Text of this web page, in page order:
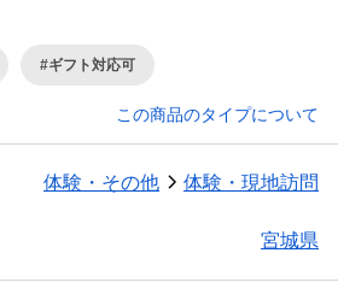
#ギフト対応可
この商品のタイプについて
体験・その他 体験・現地訪問
宮城県